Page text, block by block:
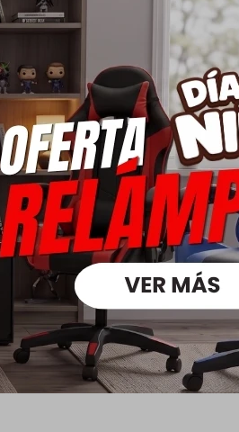
Descripción
máxima de 40ºC. No utilizar cloro.
de 110ºC.
a temperatura reducida.